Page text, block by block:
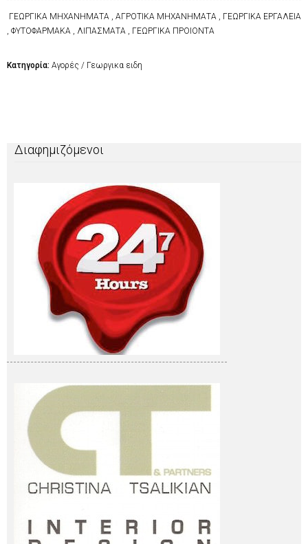
ΓΕΩΡΓΙΚΑ ΜΗΧΑΝΗΜΑΤΑ , ΑΓΡΟΤΙΚΑ ΜΗΧΑΝΗΜΑΤΑ , ΓΕΩΡΓΙΚΑ ΕΡΓΑΛΕΙΑ
, ΦΥΤΟΦΑΡΜΑΚΑ , ΛΙΠΑΣΜΑΤΑ , ΓΕΩΡΓΙΚΑ ΠΡΟΙΟΝΤΑ
Κατηγορία: Αγορές / Γεωργικα ειδη
Διαφημιζόμενοι